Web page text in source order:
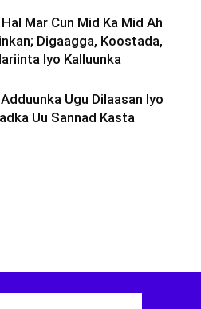
Mar Cun Mid Ka Mid Ah
Digaagga, Koostada,
Iyo Kalluunka
Ugu Dilaasan Iyo
Uu Sannad Kasta